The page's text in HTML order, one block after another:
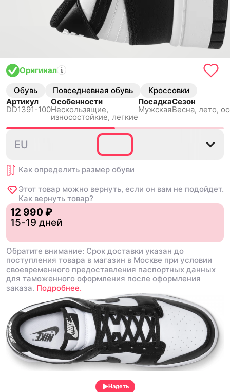
Оригинал
Обувь Повседневная обувь
Кроссовки
Артикул
DD1391-100
Особенности
Нескользящиe,
износостойкие, легкие
Посадка
Мужская
Сезон
Весна, лето,
41
EU
Как определить размер обуви
Этот товар можно вернуть, если он вам не подойдет.
Как вернуть товар?
12 990 ₽
15-19 дней
Обратите внимание: Срок доставки указан до
поступления товара в магазин в Москве при условии
своевременного предоставления паспортных данных
для таможенного оформления после оформления
заказа. Подробнее.
Надеть